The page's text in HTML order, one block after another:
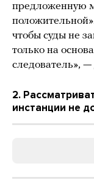
предложенную
чтобы суды не
только на
следователь»,
2.
инстанции не